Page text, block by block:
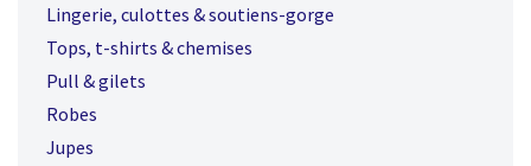
Lingerie, culottes & soutiens-gorge
Tops, t-shirts & chemises
Pull & gilets
Robes
Jupes